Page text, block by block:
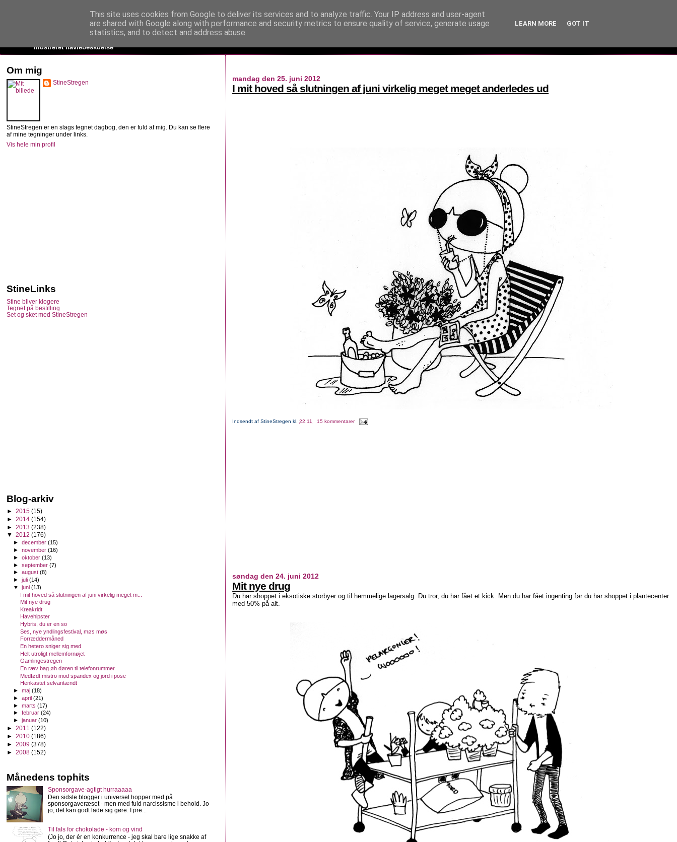
StineStregen
Illustreret navlebeskuelse
mandag den 25. juni 2012
I mit hoved så slutningen af juni virkelig meget meget anderledes ud
Indsendt afStineStregen kl.22.11 15 kommentarer
søndag den 24. juni 2012
Mit nye drug
Du har shoppet i eksotiske storbyer og til hemmelige lagersalg. Du tror, du har fået et kick. Men du har fået ingenting før du har shoppet i plantecenter
med 50% på alt.
Om mig
StineStregen
StineStregen er en slags tegnet dagbog, den er fuld af mig. Du kan se flere
af mine tegninger under links.
Vis hele min profil
StineLinks
Stine bliver klogere
Tegnet på bestilling
Set og sket med StineStregen
Blog-arkiv
► 2015 (15)
► 2014 (154)
► 2013 (238)
▼ 2012 (176)
►december(15)
►november(16)
►oktober(13)
►september(7)
►august(8)
►juli(14)
▼juni(13)
I mit hoved så slutningen af juni virkelig meget m...
Mit nye drug
Kreakridt
Havehipster
Hybris, du er en so
Ses, nye yndlingsfestival, møs møs
Forræddermåned
En hetero sniger sig med
Helt utroligt mellemfornøjet
Gamlingestregen
En ræv bag øh døren til telefonrummer
Medfødt mistro mod spandex og jord i pose
Henkastet selvantændt
►maj(18)
►april(21)
►marts(17)
►februar(24)
►januar(10)
► 2011 (122)
► 2010 (186)
► 2009 (378)
► 2008 (152)
Månedens tophits
Sponsorgave-agtigt hurraaaaa
Den sidste blogger i universet hopper med på
sponsorgaveræset - men med fuld narcissisme i behold. Jo
jo, det kan godt lade sig gøre. I pre...
Til fals for chokolade - kom og vind
(Jo jo, der ér en konkurrence - jeg skal bare lige snakke af
This site uses cookies from Google to deliver its services and to analyze traffic. Your IP address and user-agent
are shared with Google along with performance and security metrics to ensure quality of service, generate usage
statistics, and to detect and address abuse.
LEARN MORE GOT IT